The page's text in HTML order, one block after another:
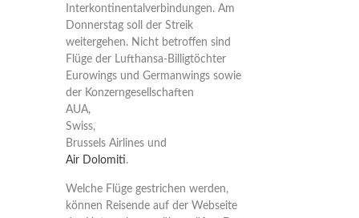
Interkontinentalverbindungen. Am
Donnerstag soll der Streik
weitergehen. Nicht betroffen sind
Flüge der Lufthansa-Billigtöchter
Eurowings und Germanwings sowie
der Konzerngesellschaften
AUA,
Swiss,
Brussels Airlines und
Air Dolomiti.
Welche Flüge gestrichen werden,
können Reisende auf der Webseite